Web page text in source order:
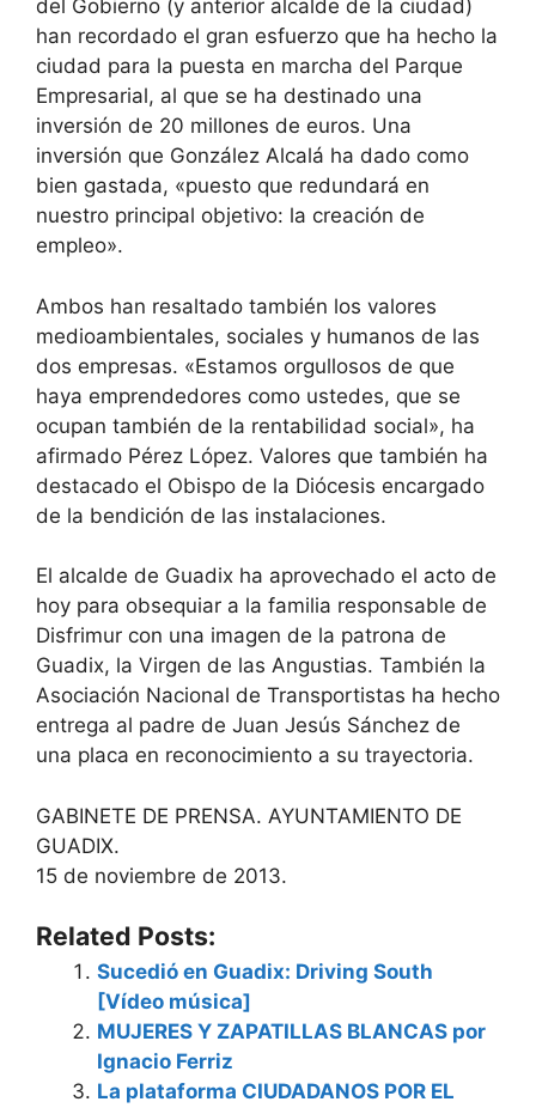
del Gobierno (y anterior alcalde de la ciudad)
han recordado el gran esfuerzo que ha hecho la
ciudad para la puesta en marcha del Parque
Empresarial, al que se ha destinado una
inversión de 20 millones de euros. Una
inversión que González Alcalá ha dado como
bien gastada, «puesto que redundará en
nuestro principal objetivo: la creación de
empleo».
Ambos han resaltado también los valores
medioambientales, sociales y humanos de las
dos empresas. «Estamos orgullosos de que
haya emprendedores como ustedes, que se
ocupan también de la rentabilidad social», ha
afirmado Pérez López. Valores que también ha
destacado el Obispo de la Diócesis encargado
de la bendición de las instalaciones.
El alcalde de Guadix ha aprovechado el acto de
hoy para obsequiar a la familia responsable de
Disfrimur con una imagen de la patrona de
Guadix, la Virgen de las Angustias. También la
Asociación Nacional de Transportistas ha hecho
entrega al padre de Juan Jesús Sánchez de
una placa en reconocimiento a su trayectoria.
GABINETE DE PRENSA. AYUNTAMIENTO DE
GUADIX.
15 de noviembre de 2013.
Related Posts:
Sucedió en Guadix: Driving South
[Vídeo música]
MUJERES Y ZAPATILLAS BLANCAS por
Ignacio Ferriz
La plataforma CIUDADANOS POR EL